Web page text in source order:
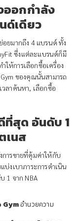
ออกกำลัง
ด์เดียว
ยมากถึง 4 แบรนด์ ทั้ง
ซึ่งแต่ละแบรนด์ก็มี
ห้การเลือกซื้อเครื่อง
ของคุณนั้นสามารถ
ลาค้นหา, เลือกซื้อ
ที่สุด อันดับ 1
เนส
การขายที่คุ้มค่าให้กับ
บ่งเบาภาระการดำเนิน
1 จาก NBA
Gymอำนวยความ